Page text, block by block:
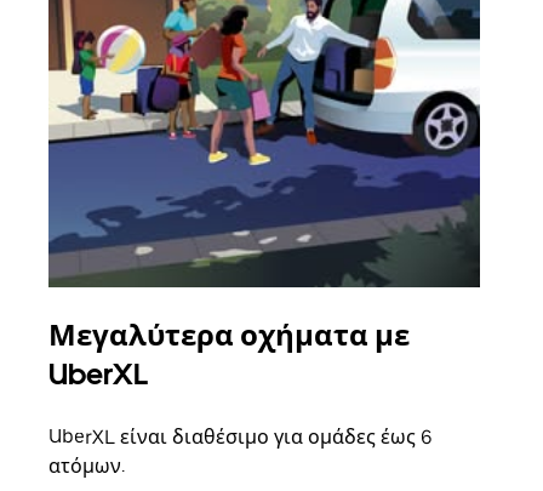
Μεγαλύτερα οχήματα με
UberXL
UberXL είναι διαθέσιμο για ομάδες έως 6
ατόμων.